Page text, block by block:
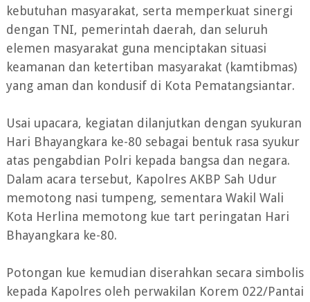
kebutuhan masyarakat, serta memperkuat sinergi
dengan TNI, pemerintah daerah, dan seluruh
elemen masyarakat guna menciptakan situasi
keamanan dan ketertiban masyarakat (kamtibmas)
yang aman dan kondusif di Kota Pematangsiantar.
Usai upacara, kegiatan dilanjutkan dengan syukuran
Hari Bhayangkara ke-80 sebagai bentuk rasa syukur
atas pengabdian Polri kepada bangsa dan negara.
Dalam acara tersebut, Kapolres AKBP Sah Udur
memotong nasi tumpeng, sementara Wakil Wali
Kota Herlina memotong kue tart peringatan Hari
Bhayangkara ke-80.
Potongan kue kemudian diserahkan secara simbolis
kepada Kapolres oleh perwakilan Korem 022/Pantai